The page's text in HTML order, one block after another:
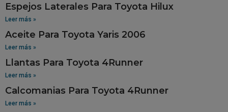
Espejos Laterales Para Toyota Hilux
Leer más »
Aceite Para Toyota Yaris 2006
Leer más »
Llantas Para Toyota 4Runner
Leer más »
Calcomanias Para Toyota 4Runner
Leer más »